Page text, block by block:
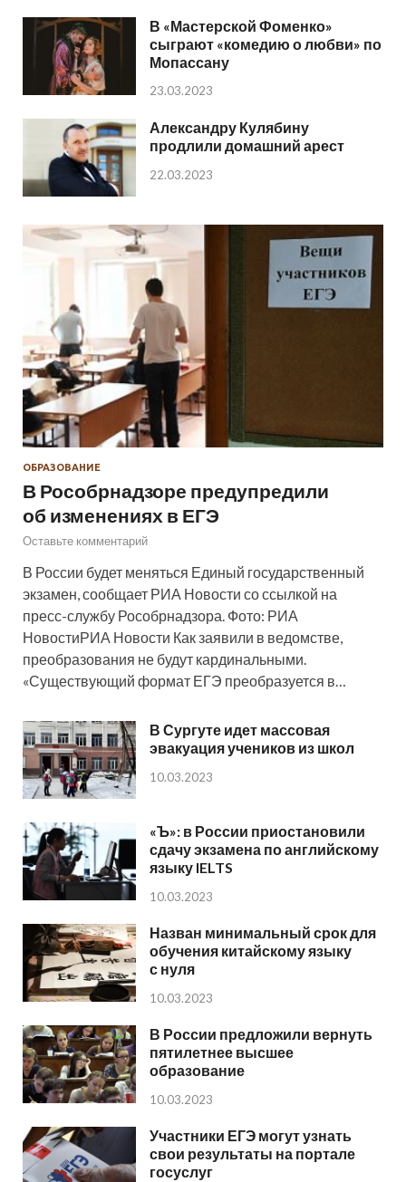
В «Мастерской Фоменко»
сыграют «комедию о любви» по
Мопассану
23.03.2023
Александру Кулябину
продлили домашний арест
22.03.2023
ОБРАЗОВАНИЕ
В Рособрнадзоре предупредили
об изменениях в ЕГЭ
Оставьте комментарий
В России будет меняться Единый государственный
экзамен, сообщает РИА Новости со ссылкой на
пресс-службу Рособрнадзора. Фото: РИА
НовостиРИА Новости Как заявили в ведомстве,
преобразования не будут кардинальными.
«Существующий формат ЕГЭ преобразуется в…
В Сургуте идет массовая
эвакуация учеников из школ
10.03.2023
«Ъ»: в России приостановили
сдачу экзамена по английскому
языку IELTS
10.03.2023
Назван минимальный срок для
обучения китайскому языку
с нуля
10.03.2023
В России предложили вернуть
пятилетнее высшее
образование
10.03.2023
Участники ЕГЭ могут узнать
свои результаты на портале
госуслуг